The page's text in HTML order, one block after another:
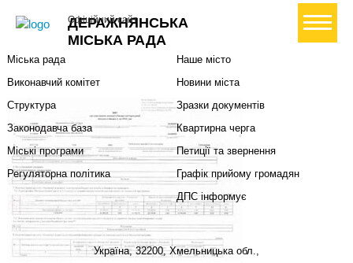
ДЕРАЖНЯНСЬКА
МІСЬКА РАДА
Офіційний сайт+ Створити петицію
Міський голова
Міська рада
Виконавчий комітет
Структура
Законодавча база
Міські програми
Регуляторна політика
Наше місто
Новини міста
Зразки документів
Квартирна черга
Петиції та звернення
Графік прийому громадян
ДПС інформує
Україна, 32200, Хмельницька обл.,